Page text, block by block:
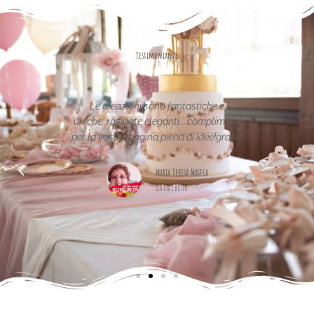
Testimonianze
nel
in
da
alle
Le creazioni sono fantastiche e
uniche..raffinate eleganti....complimenti
per la vostra pagina,piena di idee!grazie
Maria Teresa Masela
da Facebook